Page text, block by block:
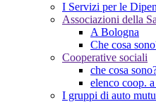
I Servizi per le
Associazioni della
A Bologna
Che cosa
Cooperative sociali
che cosa
elenco coop.
I gruppi di auto